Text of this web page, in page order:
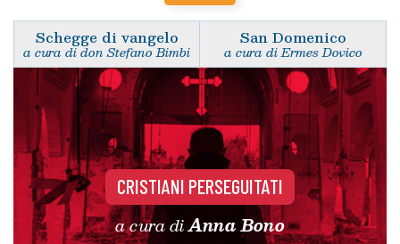
Schegge di vangelo
a cura di don Stefano Bimbi
San Domenico
a cura di Ermes Dovico
CRISTIANI PERSEGUITATI
a cura diAnna Bono